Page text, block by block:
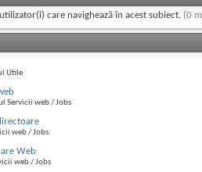
care navighează în acest subiect. (0
Utile
Servicii web / Jobs
web / Jobs
Web
web / Jobs